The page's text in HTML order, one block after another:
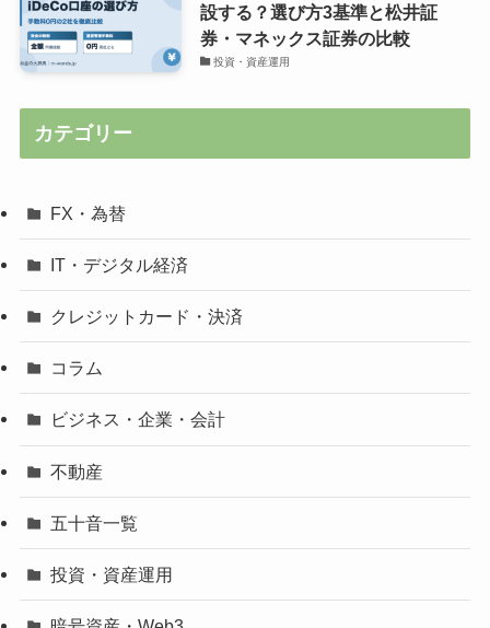
設する？選び方3基準と松井証
券・マネックス証券の比較
投資・資産運用
カテゴリー
FX・為替
IT・デジタル経済
クレジットカード・決済
コラム
ビジネス・企業・会計
不動産
五十音一覧
投資・資産運用